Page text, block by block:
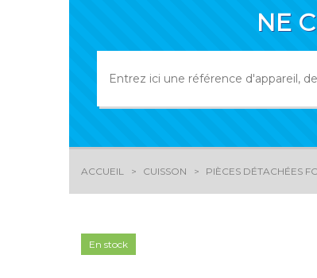
NE
ACCUEIL CUISSON PIÈCES DÉTACHÉES
En stock